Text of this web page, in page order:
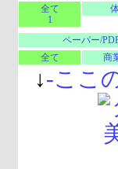
全て
1
ペーパー/
全て
商
↓-ここ